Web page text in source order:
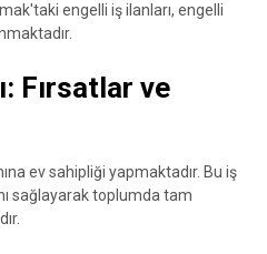
engelli iş ilanları, engelli
Fırsatlar ve
ev sahipliği yapmaktadır. Bu iş
sağlayarak toplumda tam